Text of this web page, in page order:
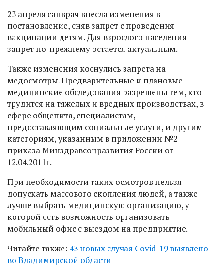
23 апреля санврач внесла изменения в
постановление, сняв запрет с проведения
вакцинации детям. Для взрослого населения
запрет по-прежнему остается актуальным.
Также изменения коснулись запрета на
медосмотры. Предварительные и плановые
медицинские обследования разрешены тем, кто
трудится на тяжелых и вредных производствах, в
сфере общепита, специалистам,
предоставляющим социальные услуги, и другим
категориям, указанным в приложении №2
приказа Минздравсоцразвития России от
12.04.2011г.
При необходимости таких осмотров нельзя
допускать массового скопления людей, а также
лучше выбрать медицинскую организацию, у
которой есть возможность организовать
мобильный офис с выездом на предприятие.
Читайте также: 43 новых случая Covid-19 выявлено
во Владимирской области